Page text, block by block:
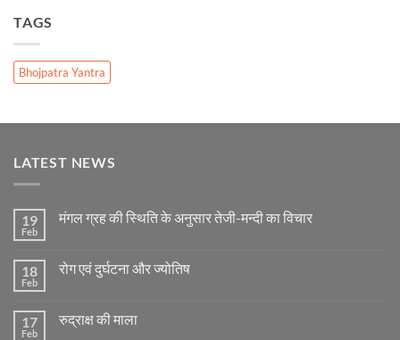
TAGS
Bhojpatra Yantra
LATEST NEWS
19
Feb
मंगल ग्रह की स्थिति के अनुसार तेजी-मन्दी का विचार
मंगल
के
अनुसार
18
Feb
रोग एवं दुर्घटना और ज्योतिष
रोग
17
Feb
रुद्राक्ष की माला